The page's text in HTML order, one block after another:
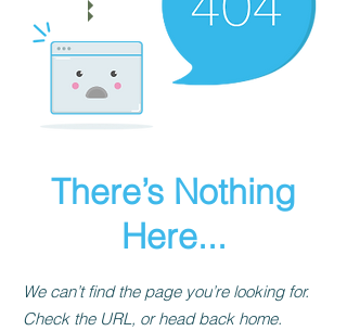
There’s Nothing
Here...
We can’t find the page you’re looking for.
Check the URL, or head back home.